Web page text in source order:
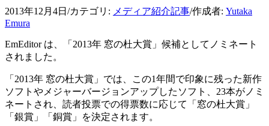
2013年12月4日 /カテゴリ: メディア紹介記事/作成者: Yutaka
Emura
EmEditor は、「2013年 窓の杜大賞」候補としてノミネート
されました。
「2013年 窓の杜大賞」では、この1年間で印象に残った新作
ソフトやメジャーバージョンアップしたソフト、23本がノミ
ネートされ、読者投票での得票数に応じて「窓の杜大賞」
「銀賞」「銅賞」を決定されます。